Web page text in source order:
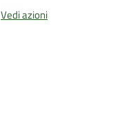
Vedi azioni